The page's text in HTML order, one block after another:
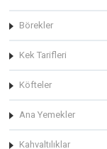
Börekler
Kek Tarifleri
Köfteler
Ana Yemekler
Kahvaltılıklar